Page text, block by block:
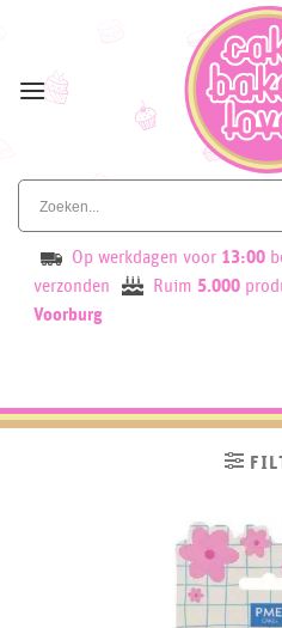
content
Op werkdagen voor 13:00
verzonden
Ruim 5.000
Voorburg